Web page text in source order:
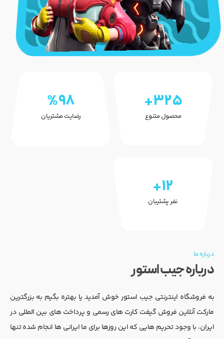
+325
محصول متنوع
%98
رضایت مشتریان
+12
نفر پشتیبان
درباره ما
درباره جیب استور
به فروشگاه اینترنتی جیب استور خوش آمدید یا بهتره بگیم به بزرگترین
مارکت آنلاین فروش گیفت کارت های رسمی و پرداخت های بین المللی در
ایران، با وجود تحریم هایی که این روزها برای ما ایرانی ها انجام شده تنها